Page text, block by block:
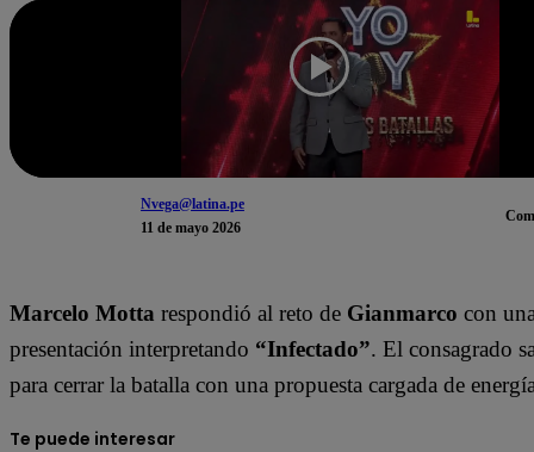
Nvega@latina.pe
11 de mayo 2026
Marcelo Motta respondió al reto de Gianmarco con
presentación interpretando “Infectado”. El consagrado
para cerrar la batalla con una propuesta cargada de
Te puede interesar